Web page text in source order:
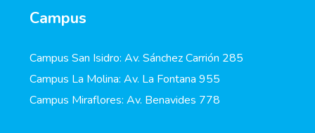
Campus
Campus San Isidro: Av. Sánchez Carrión 285
Campus La Molina: Av. La Fontana 955
Campus Miraflores: Av. Benavides 778